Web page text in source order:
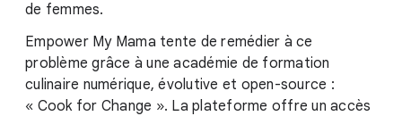
de femmes.
Empower My Mama tente de remédier à ce
problème grâce à une académie de formation
culinaire numérique, évolutive et open-source :
« Cook for Change ». La plateforme offre un accès